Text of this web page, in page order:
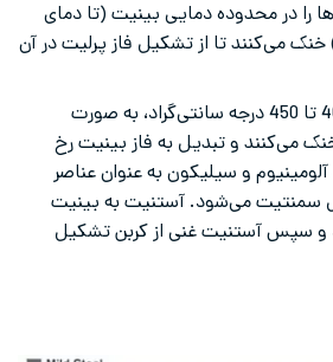
را در محدوده دمایی بینیت (تا دمای
خنک می‌کنند تا از تشکیل فاز پرلیت در آن
در محدوده دمایی 400 تا 450 درجه سانتی‌گراد، به صورت
می‌کنند و تبدیل به فاز بینیت رخ
و سیلیکون به عنوان عناصر
سمنتیت می‌شود. آستنیت به بینیت
و سپس آستنیت غنی از کربن تشکیل